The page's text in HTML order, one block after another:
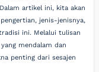
artikel ini, kita akan
jenis-jenisnya,
ini. Melalui tulisan
mendalam dan
penting dari sesajen